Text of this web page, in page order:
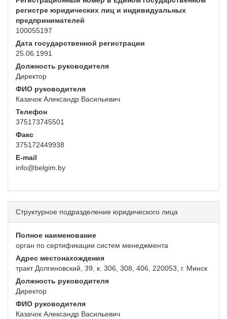
регистре юридических лиц и индивидуальных
предпринимателей
100055197
Дата государственной регистрации
25.06.1991
Должность руководителя
Директор
ФИО руководителя
Казачок Александр Васильевич
Телефон
375173745501
Факс
375172449938
E-mail
info@belgim.by
Структурное подразделение юридического лица
Полное наименование
орган по сертификации систем менеджмента
Адрес местонахождения
тракт Долгиновский, 39, к. 306, 308, 406, 220053, г. Минск
Должность руководителя
Директор
ФИО руководителя
Казачок Александр Васильевич